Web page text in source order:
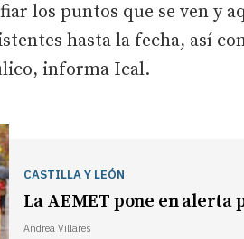
los puntos que se ven y
hasta la fecha, así
informa Ical.
CASTILLA Y LEÓN
La AEMET pone en alerta
Andrea Villares